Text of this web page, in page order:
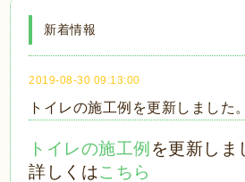
新着情報
2019-08-30 09:13:00
トイレの施工例を更新しました。
トイレの施工例 を更新しま
詳しくはこちら